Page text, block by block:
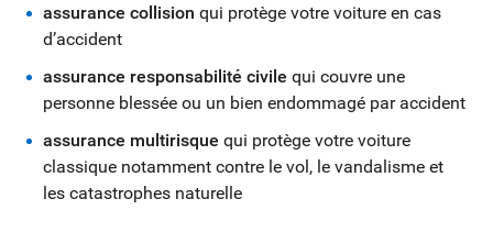
assurance collision qui protège votre voiture en cas
d’accident
assurance responsabilité civile qui couvre une
personne blessée ou un bien endommagé par accident
assurance multirisque qui protège votre voiture
classique notamment contre le vol, le vandalisme et
les catastrophes naturelle